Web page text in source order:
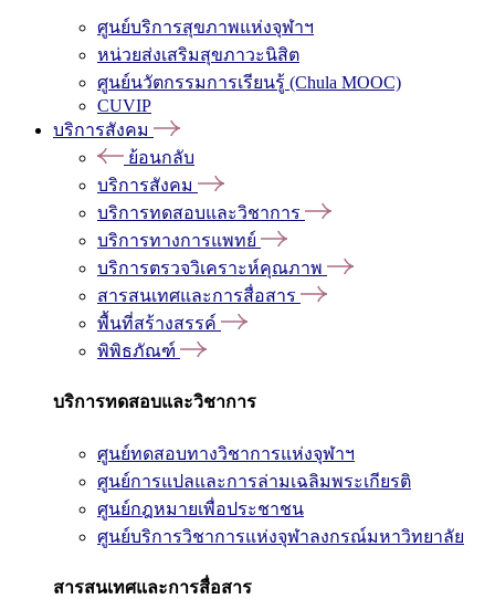
ศูนย์บริการสุขภาพแห่งจุฬาฯ
หน่วยส่งเสริมสุขภาวะนิสิต
ศูนย์นวัตกรรมการเรียนรู้ (Chula MOOC)
CUVIP
บริการสังคม
ย้อนกลับ
บริการสังคม
บริการทดสอบและวิชาการ
บริการทางการแพทย์
บริการตรวจวิเคราะห์คุณภาพ
สารสนเทศและการสื่อสาร
พื้นที่สร้างสรรค์
พิพิธภัณฑ์
บริการทดสอบและวิชาการ
ศูนย์ทดสอบทางวิชาการแห่งจุฬาฯ
ศูนย์การแปลและการล่ามเฉลิมพระเกียรติ
ศูนย์กฎหมายเพื่อประชาชน
ศูนย์บริการวิชาการแห่งจุฬาลงกรณ์มหาวิทยาลัย
สารสนเทศและการสื่อสาร